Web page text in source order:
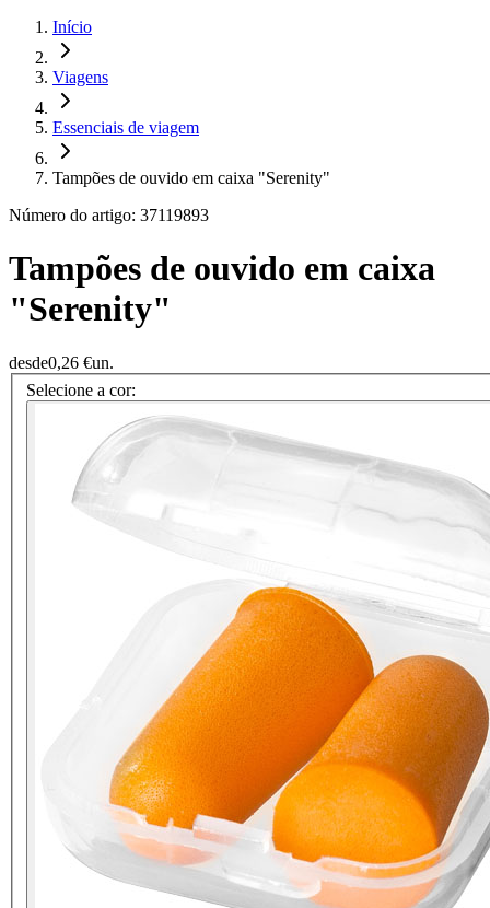
Início
Viagens
Essenciais de viagem
Tampões de ouvido em caixa "Serenity"
Número do artigo: 37119893
Tampões de ouvido em caixa
"Serenity"
desde0,26 €un.
Selecione a cor: